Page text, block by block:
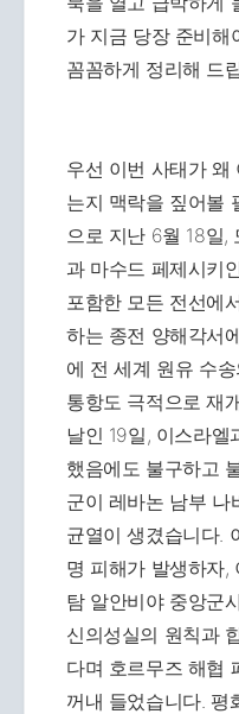
가 지금 당장 준비해
꼼꼼하게 정리해 드
우선 이번 사태가 왜
는지 맥락을 짚어볼
으로 지난 6월 18일,
과 마수드 페제시키
포함한 모든 전선에
하는 종전 양해각서
에 전 세계 원유 수
통항도 극적으로 재
날인 19일, 이스라
했음에도 불구하고
군이 레바논 남부 나
균열이 생겼습니다.
명 피해가 발생하자,
탐 알안비야 중앙군
신의성실의 원칙과
다며 호르무즈 해협
꺼내 들었습니다. 평